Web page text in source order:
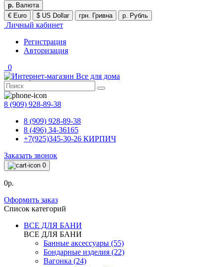
р. Валюта
€ Euro
$ US Dollar грн. Гривна р. Рубль
Личный кабинет
Регистрация
Авторизация
0
8 (909) 928-89-38
8 (909) 928-89-38
8 (496) 34-36165
+7(925)345-30-26 КИРПИЧ
Заказать звонок
0
0р.
Оформить заказ
Список категорий
ВСЕ ДЛЯ БАНИ
ВСЕ ДЛЯ БАНИ
Банные аксессуары (55)
Бондарные изделия (22)
Вагонка (24)